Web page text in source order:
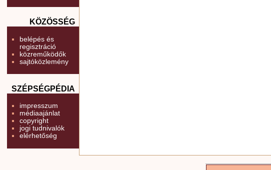
KÖZÖSSÉG
belépés és
regisztráció
közreműködők
sajtóközlemény
SZÉPSÉGPÉDIA
impresszum
médiaajánlat
copyright
jogi tudnivalók
elérhetőség